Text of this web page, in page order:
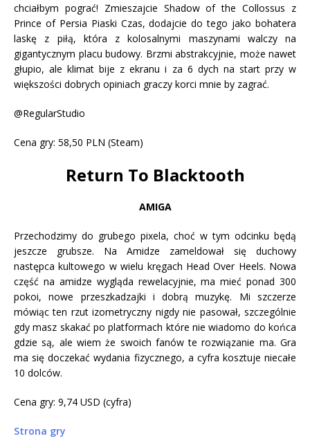
chciałbym pograć! Zmieszajcie Shadow of the Collossus z
Prince of Persia Piaski Czas, dodajcie do tego jako bohatera
laskę z piłą, która z kolosalnymi maszynami walczy na
gigantycznym placu budowy. Brzmi abstrakcyjnie, może nawet
głupio, ale klimat bije z ekranu i za 6 dych na start przy w
większości dobrych opiniach graczy korci mnie by zagrać.
@RegularStudio
Cena gry: 58,50 PLN (Steam)
Return To Blacktooth
AMIGA
Przechodzimy do grubego pixela, choć w tym odcinku będą
jeszcze grubsze. Na Amidze zameldował się duchowy
następca kultowego w wielu kręgach Head Over Heels. Nowa
część na amidze wygląda rewelacyjnie, ma mieć ponad 300
pokoi, nowe przeszkadzajki i dobrą muzykę. Mi szczerze
mówiąc ten rzut izometryczny nigdy nie pasował, szczególnie
gdy masz skakać po platformach które nie wiadomo do końca
gdzie są, ale wiem że swoich fanów te rozwiązanie ma. Gra
ma się doczekać wydania fizycznego, a cyfra kosztuje niecałe
10 dolców.
Cena gry: 9,74 USD (cyfra)
Strona gry